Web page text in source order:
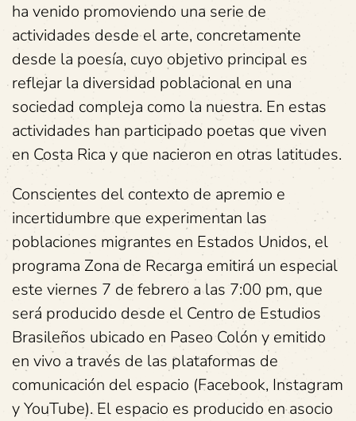
ha venido promoviendo una serie de
actividades desde el arte, concretamente
desde la poesía, cuyo objetivo principal es
reflejar la diversidad poblacional en una
sociedad compleja como la nuestra. En estas
actividades han participado poetas que viven
en Costa Rica y que nacieron en otras latitudes.
Conscientes del contexto de apremio e
incertidumbre que experimentan las
poblaciones migrantes en Estados Unidos, el
programa Zona de Recarga emitirá un especial
este viernes 7 de febrero a las 7:00 pm, que
será producido desde el Centro de Estudios
Brasileños ubicado en Paseo Colón y emitido
en vivo a través de las plataformas de
comunicación del espacio (Facebook, Instagram
y YouTube). El espacio es producido en asocio